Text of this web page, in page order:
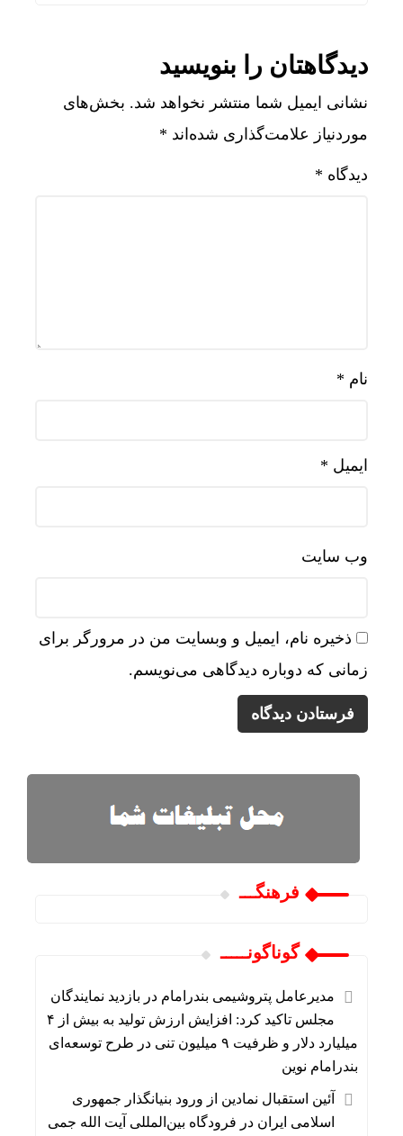
دیدگاهتان را بنویسید
نشانی ایمیل شما منتشر نخواهد شد. بخش‌های
موردنیاز علامت‌گذاری شده‌اند *
دیدگاه *
نام *
ایمیل *
وب‌ سایت
ذخیره نام، ایمیل و وبسایت من در مرورگر برای
زمانی که دوباره دیدگاهی می‌نویسم.
فرهنگـــ
گوناگونـــــ
مدیرعامل پتروشیمی بندرامام در بازدید نمایندگان
مجلس تاکید کرد: افزایش ارزش تولید به بیش از ۴
میلیارد دلار و ظرفیت ۹ میلیون تنی در طرح توسعه‌ای
بندرامام نوین
آئین استقبال نمادین از ورود بنیانگذار جمهوری
اسلامی ایران در فرودگاه بین‌المللی آیت الله جمی